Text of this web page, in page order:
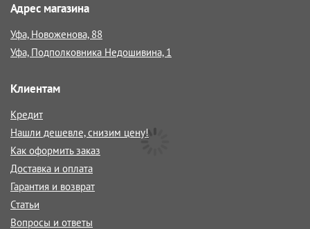
Адрес магазина
Уфа, Новоженова, 88
Уфа, Подполковника Недошивина, 1
Клиентам
Кредит
Нашли дешевле, снизим цену!
Как оформить заказ
Доставка и оплата
Гарантия и возврат
Статьи
Вопросы и ответы